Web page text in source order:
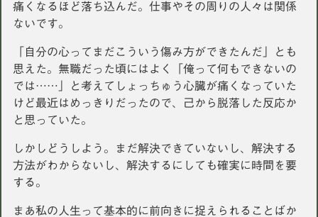
痛くなるほど落ち込んだ。仕事やその周りの人々は関係
ないです。
「自分の心ってまだこういう傷み方ができたんだ」とも
思えた。無職だった頃にはよく「俺って何もできないの
では……」と考えてしょっちゅう心臓が痛くなっていた
けど最近はめっきりだったので、己から脱落した反応か
と思っていた。
しかしどうしよう。まだ解決できていないし、解決する
方法がわからないし、解決するにしても確実に時間を要
する。
まあ私の人生って基本的に前向きに捉えられることばか